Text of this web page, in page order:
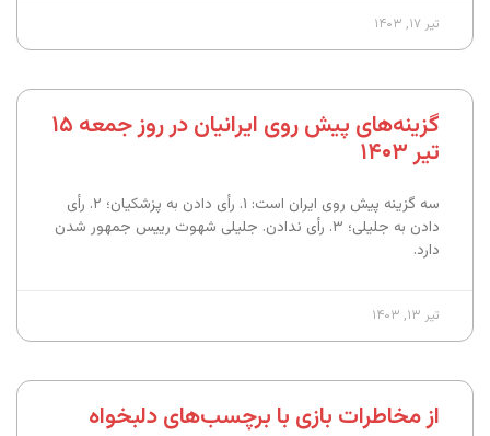
تیر ۱۷, ۱۴۰۳
گزینه‌های پیش روی ایرانیان در روز جمعه ۱۵
تیر ۱۴۰۳
سه گزینه پیش روی ایران است: ۱. رأی دادن به پزشکیان؛ ۲. رأی
دادن به جلیلی؛ ۳. رأی ندادن. جلیلی شهوت رییس جمهور شدن
دارد.
تیر ۱۳, ۱۴۰۳
از مخاطرات بازی با برچسب‌های دلبخواه